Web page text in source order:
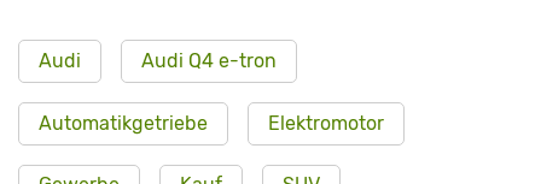
Audi Audi Q4 e-tron
Automatikgetriebe Elektromotor